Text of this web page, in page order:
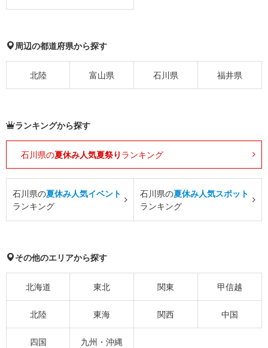
周辺の都道府県から探す
北陸 富山県 石川県 福井県
ランキングから探す
石川県の夏休み人気夏祭り ランキング
石川県の夏休み人気イベント
ランキング
石川県の夏休み人気スポット
ランキング
その他のエリアから探す
北海道 東北 関東 甲信越
北陸 東海 関西 中国
四国 九州・沖縄